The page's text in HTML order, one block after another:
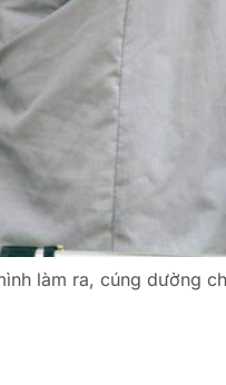
làm ra, cúng dường